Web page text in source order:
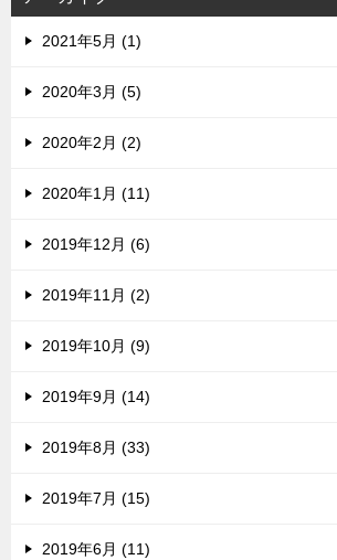
2021年5月 (1)
2020年3月 (5)
2020年2月 (2)
2020年1月 (11)
2019年12月 (6)
2019年11月 (2)
2019年10月 (9)
2019年9月 (14)
2019年8月 (33)
2019年7月 (15)
2019年6月 (11)